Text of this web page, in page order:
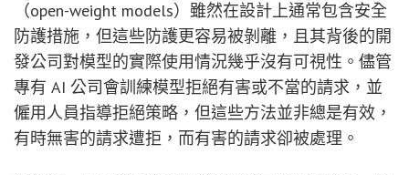
（open-weight models）雖然在設計上通常包含安全
防護措施，但這些防護更容易被剝離，且其背後的開
發公司對模型的實際使用情況幾乎沒有可視性。儘管
專有 AI 公司會訓練模型拒絕有害或不當的請求，並
僱用人員指導拒絕策略，但這些方法並非總是有效，
有時無害的請求遭拒，而有害的請求卻被處理。